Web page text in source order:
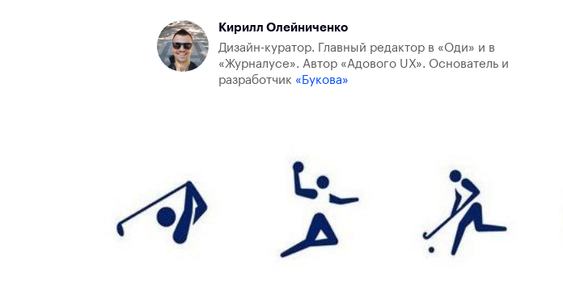
Кирилл Олейниченко
Дизайн-куратор. Главный редактор в «Оди» и в
«Журналусе». Автор «Адового UX». Основатель и
разработчик «Букова»